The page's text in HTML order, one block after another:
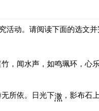
活动。请阅读下面的选文并
，闻水声，如鸣珮环，心
所依。日光下澈 ，影布石